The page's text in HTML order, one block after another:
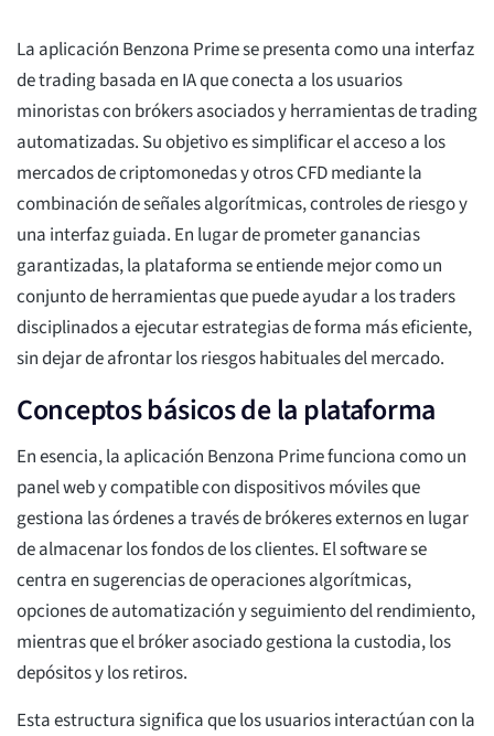
La aplicación Benzona Prime se presenta como una interfaz
de trading basada en IA que conecta a los usuarios
minoristas con brókers asociados y herramientas de trading
automatizadas. Su objetivo es simplificar el acceso a los
mercados de criptomonedas y otros CFD mediante la
combinación de señales algorítmicas, controles de riesgo y
una interfaz guiada. En lugar de prometer ganancias
garantizadas, la plataforma se entiende mejor como un
conjunto de herramientas que puede ayudar a los traders
disciplinados a ejecutar estrategias de forma más eficiente,
sin dejar de afrontar los riesgos habituales del mercado.
Conceptos básicos de la plataforma
En esencia, la aplicación Benzona Prime funciona como un
panel web y compatible con dispositivos móviles que
gestiona las órdenes a través de brókeres externos en lugar
de almacenar los fondos de los clientes. El software se
centra en sugerencias de operaciones algorítmicas,
opciones de automatización y seguimiento del rendimiento,
mientras que el bróker asociado gestiona la custodia, los
depósitos y los retiros.
Esta estructura significa que los usuarios interactúan con la